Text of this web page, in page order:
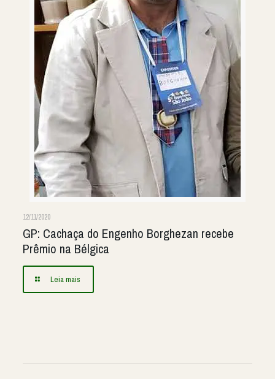
12/11/2020
GP: Cachaça do Engenho Borghezan recebe
Prêmio na Bélgica
Leia mais